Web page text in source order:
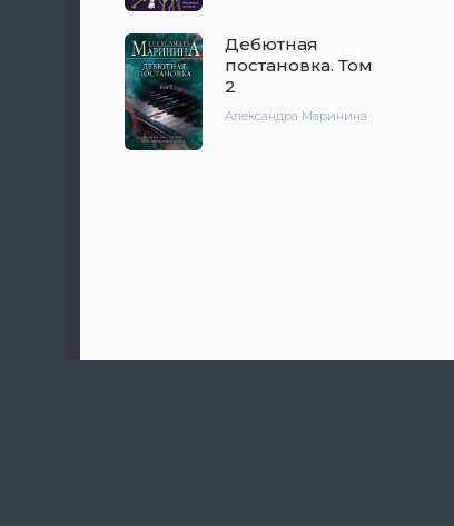
Дебютная
постановка. Том
2
Александра Маринина